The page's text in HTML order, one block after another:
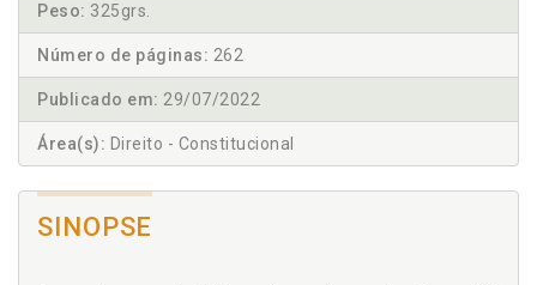
Peso: 325grs.
Número de páginas: 262
Publicado em: 29/07/2022
Área(s): Direito - Constitucional
SINOPSE